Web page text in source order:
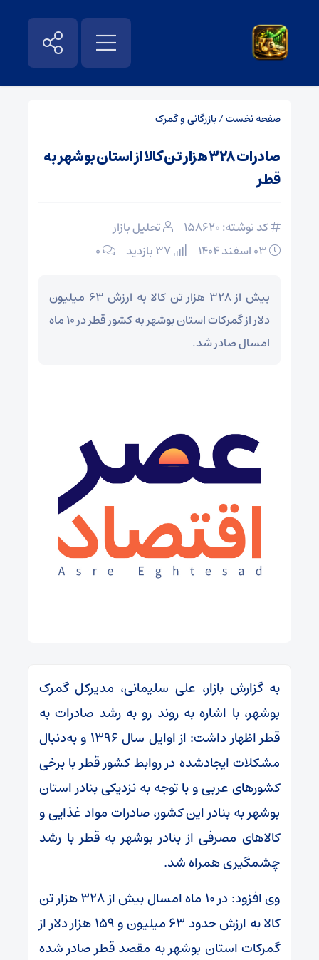
صفحه نخست/بازرگانی و گمرک
صادرات ۳۲۸ هزار تن‌ کالا از استان بوشهر به
قطر
کد نوشته: 158620
تحلیل بازار
۰
بیش‌ از ۳۲۸ هزار تن‌ کالا به‌ ارزش ۶۳ میلیون
دلار از گمرکات استان بوشهر به کشور قطر در ۱۰ ماه
امسال صادر شد.
به گزارش بازار، علی سلیمانی، مدیرکل گمرک
بوشهر، با اشاره به روند رو به رشد صادرات به
قطر اظهار داشت: از اوایل سال ۱۳۹۶ و به‌دنبال
مشکلات ایجادشده در روابط کشور قطر با برخی
کشورهای عربی و با توجه به نزدیکی بنادر استان
بوشهر به بنادر این کشور، صادرات مواد غذایی و
کالاهای مصرفی از بنادر بوشهر به قطر با رشد
چشمگیری همراه شد.
وی افزود: در ۱۰ ماه امسال بیش از ۳۲۸ هزار تن
کالا به ارزش حدود ۶۳ میلیون و ۱۵۹ هزار دلار از
گمرکات استان بوشهر به مقصد قطر صادر شده